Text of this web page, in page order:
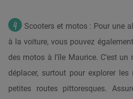
Scooters et motos : Pour une
à la voiture, vous pouvez
des motos à l'île Maurice. C'est un
déplacer, surtout pour explorer
petites routes pittoresques.